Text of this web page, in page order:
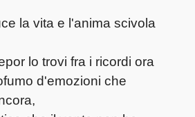
la vita e l'anima scivola
lo trovi fra i ricordi ora
d'emozioni che